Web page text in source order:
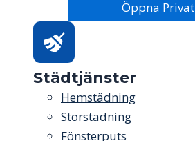
Öppna Privat
Städtjänster
Hemstädning
Storstädning
Fönsterputs